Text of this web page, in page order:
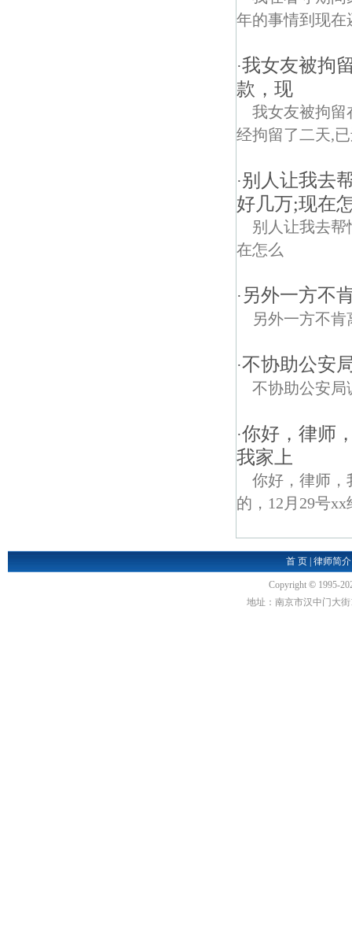
年的事情到现在
·我女友被拘
款，现
我女友被拘留
经拘留了二天,
·别人让我去
好几万;现在
别人让我去
在怎么
· 另外一方不
另外一方不
·不协助公安
不协助公安局
·你好，律师
我家上
你好，律师，
的，12月29号
首 页 |律师简介
Copyright © 1995-
地址：南京市汉中门大街